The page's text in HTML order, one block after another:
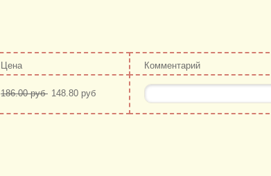
Цена Комментарий
186.00 руб 148.80 руб